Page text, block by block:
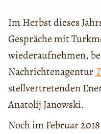
Im Herbst dieses
Gespräche mit
wiederaufnehmen,
Nachrichtenagentur
stellvertretenden
Anatolij Janowski.
Noch im Februar